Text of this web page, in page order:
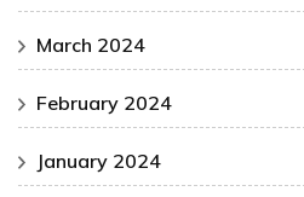
March 2024
February 2024
January 2024